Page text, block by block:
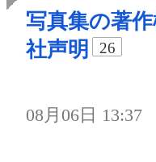
写真集の著
社声明
26
08月06日 13:37